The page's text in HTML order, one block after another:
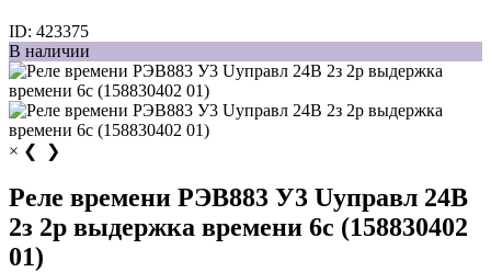
ID: 423375
В наличии
× ❮ ❯
Реле времени РЭВ883 У3 Uуправл 24В
2з 2р выдержка времени 6с (158830402
01)